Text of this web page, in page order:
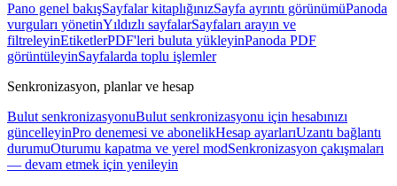
Pano genel bakışSayfalar kitaplığınızSayfa ayrıntı görünümüPanoda
vurguları yönetinYıldızlı sayfalarSayfaları arayın ve
filtreleyinEtiketlerPDF'leri buluta yükleyinPanoda PDF
görüntüleyinSayfalarda toplu işlemler
Senkronizasyon, planlar ve hesap
Bulut senkronizasyonuBulut senkronizasyonu için hesabınızı
güncelleyinPro denemesi ve abonelikHesap ayarlarıUzantı bağlantı
durumuOturumu kapatma ve yerel modSenkronizasyon çakışmaları
— devam etmek için yenileyin